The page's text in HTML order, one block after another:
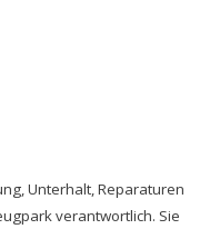
Unterhalt, Reparaturen
verantwortlich. Sie